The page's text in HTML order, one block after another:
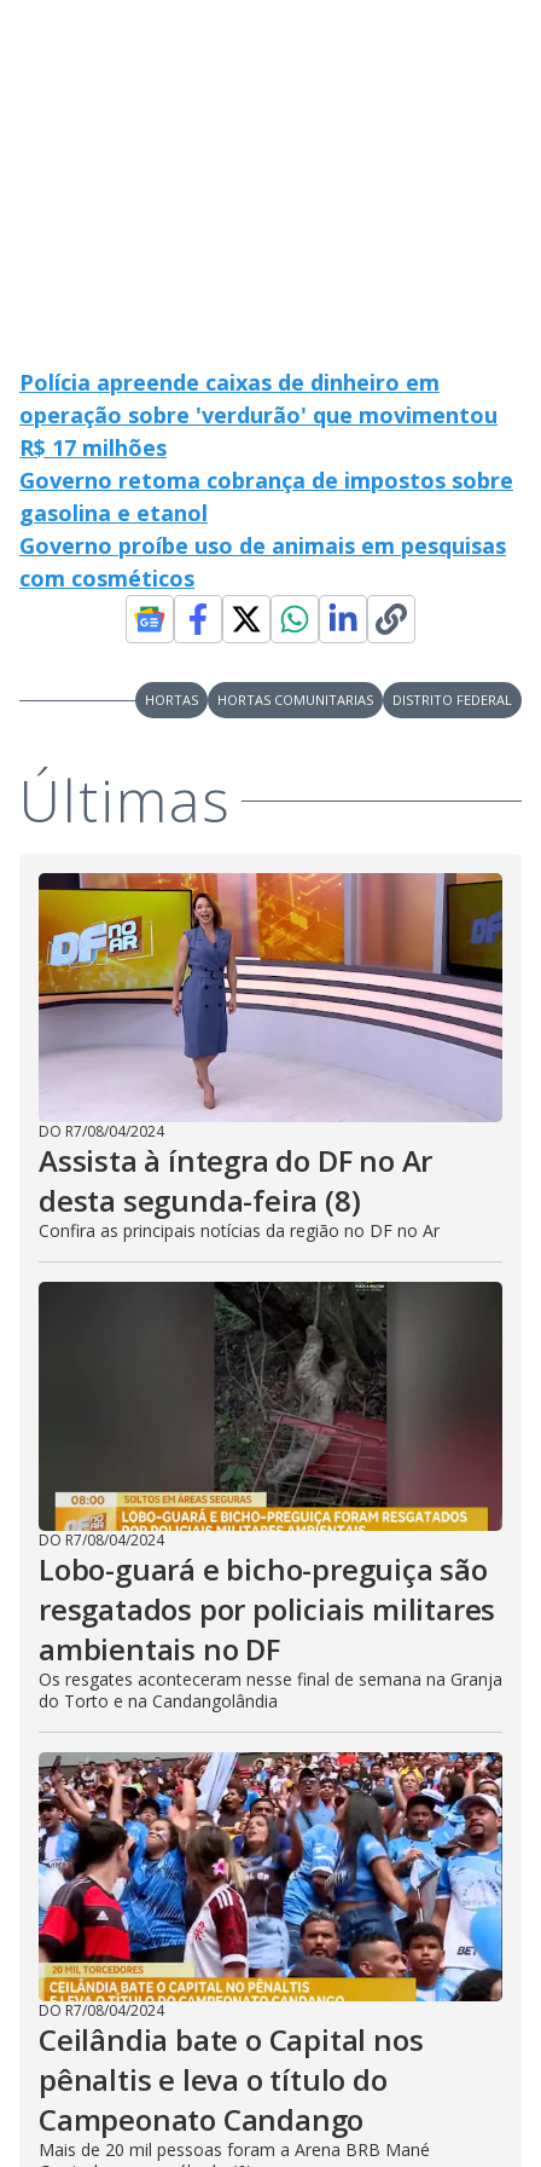
o
Polícia apreende caixas de dinheiro em
operação sobre 'verdurão' que movimentou
R$ 17 milhões
Governo retoma cobrança de impostos sobre
gasolina e etanol
Governo proíbe uso de animais em pesquisas
com cosméticos
HORTAS HORTAS COMUNITARIAS DISTRITO FEDERAL
Últimas
DO R7/08/04/2024
Assista à íntegra do DF no Ar
desta segunda-feira (8)
Confira as principais notícias da região no DF no Ar
DO R7/08/04/2024
Lobo-guará e bicho-preguiça são
resgatados por policiais militares
ambientais no DF
Os resgates aconteceram nesse final de semana na Granja
do Torto e na Candangolândia
DO R7/08/04/2024
Ceilândia bate o Capital nos
pênaltis e leva o título do
Campeonato Candango
Mais de 20 mil pessoas foram a Arena BRB Mané